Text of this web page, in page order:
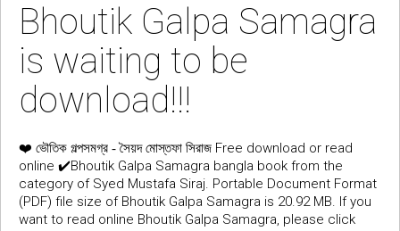
Bhoutik Galpa Samagra
is waiting to be
download!!!
❤️ ভৌতিক গল্পসমগ্র - সৈয়দ মোস্তফা সিরাজ Free download or read
online ✔️Bhoutik Galpa Samagra bangla book from the
category of Syed Mustafa Siraj. Portable Document Format
(PDF) file size of Bhoutik Galpa Samagra is 20.92 MB. If you
want to read online Bhoutik Galpa Samagra, please click